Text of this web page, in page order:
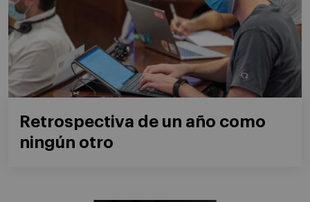
Retrospectiva de un año como
ningún otro